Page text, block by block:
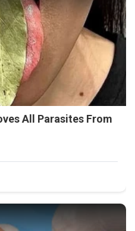
All Parasites From